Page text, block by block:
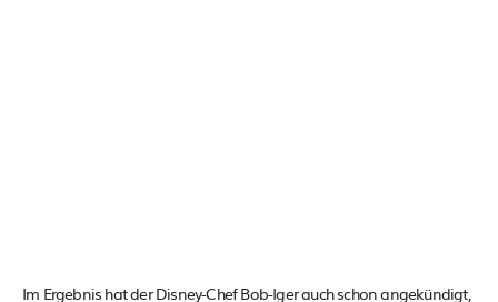
Im Ergebnis hat der Disney-Chef Bob-Iger auch schon angekündigt,